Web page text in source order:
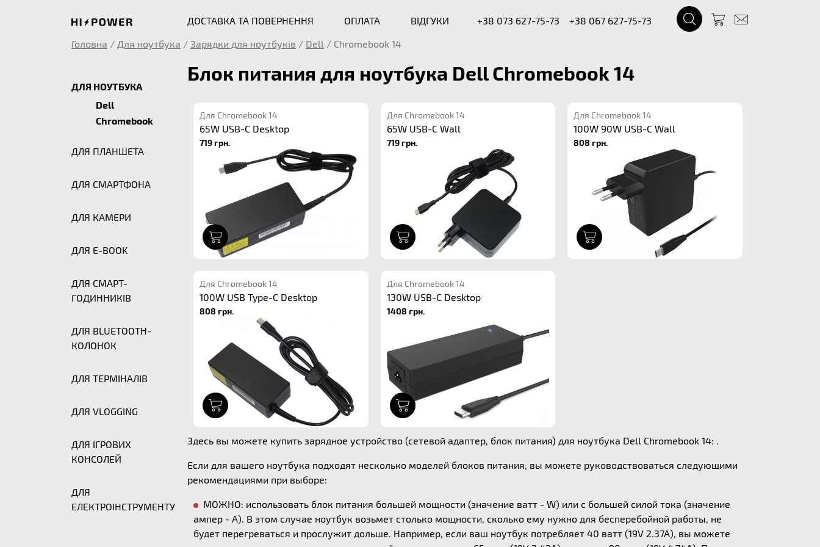
ДОСТАВКА ТА ПОВЕРНЕННЯ ОПЛАТА ВІДГУКИ +38 073 627-75-73
+38 067 627-75-73
Головна / Для ноутбука / Зарядки для ноутбуків / Dell / Chromebook 14
ДЛЯ НОУТБУКА
Dell
Chromebook
ДЛЯ ПЛАНШЕТА
ДЛЯ СМАРТФОНА
ДЛЯ КАМЕРИ
ДЛЯ E-BOOK
ДЛЯ СМАРТ-
ГОДИННИКІВ
ДЛЯ BLUETOOTH-
КОЛОНОК
ДЛЯ ТЕРМІНАЛІВ
ДЛЯ VLOGGING
ДЛЯ ІГРОВИХ
КОНСОЛЕЙ
ДЛЯ
ЕЛЕКТРОІНСТРУМЕНТУ
Блок питания для ноутбука Dell Chromebook 14
Для Chromebook 14
65W USB-C Desktop
719 грн.
Для Chromebook 14
65W USB-C Wall
719 грн.
Для Chromebook 14
100W 90W USB-C Wall
808 грн.
Для Chromebook 14
100W USB Type-C Desktop
808 грн.
Для Chromebook 14
130W USB-C Desktop
1408 грн.
Здесь вы можете купить зарядное устройство (сетевой адаптер, блок питания) для ноутбука Dell Chromebook 14: .
Если для вашего ноутбука подходят несколько моделей блоков питания, вы можете руководствоваться следующими
рекомендациями при выборе:
МОЖНО: использовать блок питания большей мощности (значение ватт - W) или с большей силой тока (значение
ампер - А). В этом случае ноутбук возьмет столько мощности, сколько ему нужно для бесперебойной работы, не
будет перегреваться и прослужит дольше. Например, если ваш ноутбук потребляет 40 ватт (19V 2.37A), вы можете